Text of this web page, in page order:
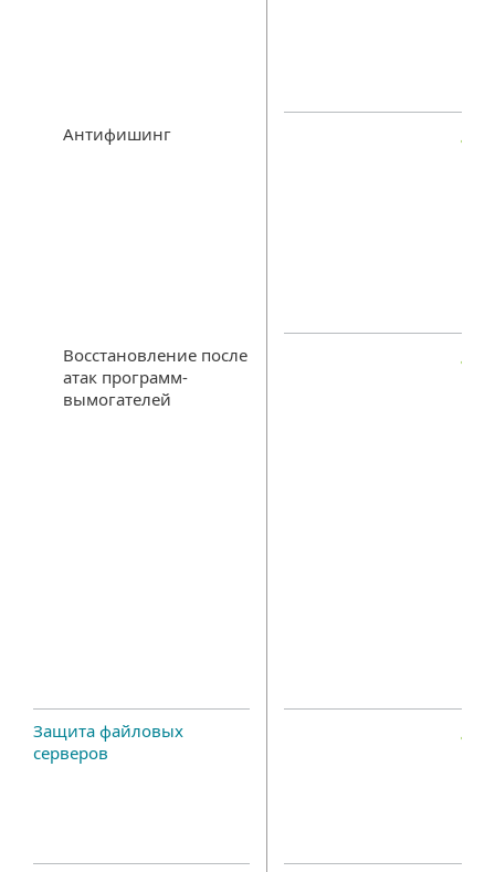
Антифишинг
Восстановление после
атак программ-
вымогателей
Защита файловых
серверов